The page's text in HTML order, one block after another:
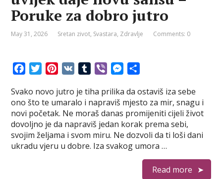
Poruke za dobro jutro
May 31, 2026 Sretan zivot, Svastara, Zdravlje Comments: 0
c
e
b
o
o
T
i
t
t
e
r
n
t
e
r
e
m
b
l
r
b
e
r
M
s
s
e
n
g
a
r
e
Svako novo jutro je tiha prilika da ostaviš iza sebe
ono što te umaralo i napraviš mjesto za mir, snagu i
novi početak. Ne moraš danas promijeniti cijeli život
dovoljno je da napraviš jedan korak prema sebi,
svojim željama i svom miru. Ne dozvoli da ti loši dani
ukradu vjeru u dobre. Iza svakog umora …
Read more